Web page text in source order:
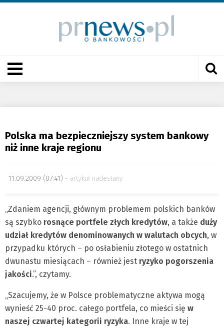
Polska ma bezpieczniejszy system bankowy
niż inne kraje regionu
11.09.2009 (07:41) artykuł nadesłany
„Zdaniem agencji, głównym problemem polskich banków
są szybko rosnące portfele złych kredytów, a także duży
udział kredytów denominowanych w walutach obcych, w
przypadku których – po osłabieniu złotego w ostatnich
dwunastu miesiącach – również jest ryzyko pogorszenia
jakości.”, czytamy.
„Szacujemy, że w Polsce problematyczne aktywa mogą
wynieść 25-40 proc. całego portfela, co mieści się w
naszej czwartej kategorii ryzyka. Inne kraje w tej